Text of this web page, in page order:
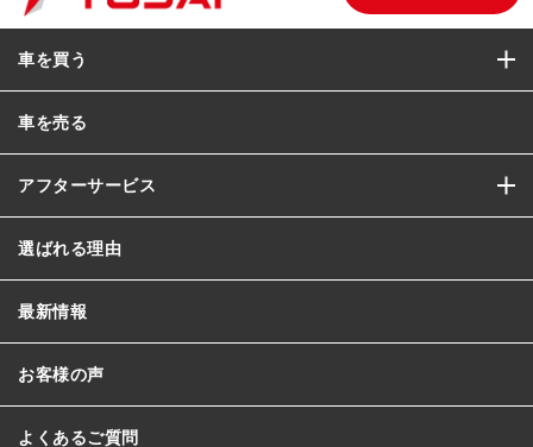
車を買う
車を売る
アフターサービス
選ばれる理由
最新情報
お客様の声
よくあるご質問